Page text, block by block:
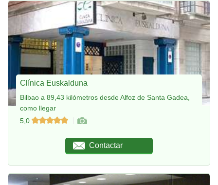
Clínica Euskalduna
Bilbao a 89,43 kilómetros desde Alfoz de Santa Gadea,
como llegar
5,0
Contactar